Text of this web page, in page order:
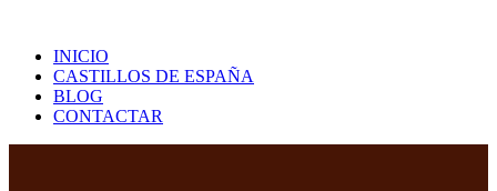
contenidoINICIO
CASTILLOS DE ESPAÑA
BLOG
CONTACTAR